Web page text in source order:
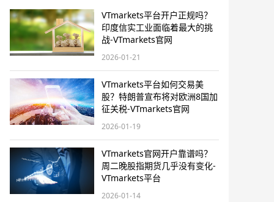
VTmarkets平台开户正规吗？
印度信实工业面临着最大的挑
战-VTmarkets官网
2026-01-21
VTmarkets平台如何交易美
股？特朗普宣布将对欧洲8国加
征关税-VTmarkets官网
2026-01-19
VTmarkets官网开户靠谱吗？
周二晚股指期货几乎没有变化-
VTmarkets平台
2026-01-14